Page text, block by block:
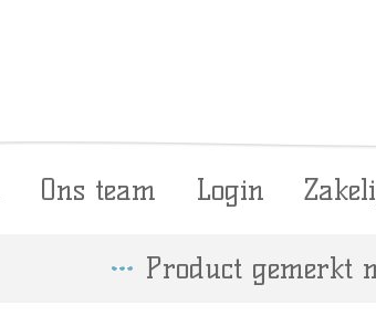
Ons team Login
Product gemerkt